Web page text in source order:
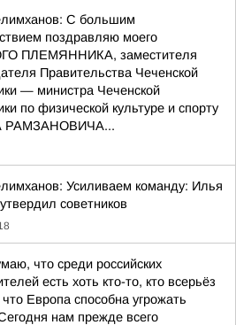
С большим
поздравляю моего
ПЛЕМЯННИКА, заместителя
Правительства Чеченской
— министра Чеченской
по физической культуре и спорту
РАМЗАНОВИЧА...
Усиливаем команду: Илья
советников
что среди российских
есть хоть кто-то, кто всерьёз
что Европа способна угрожать
нам прежде всего